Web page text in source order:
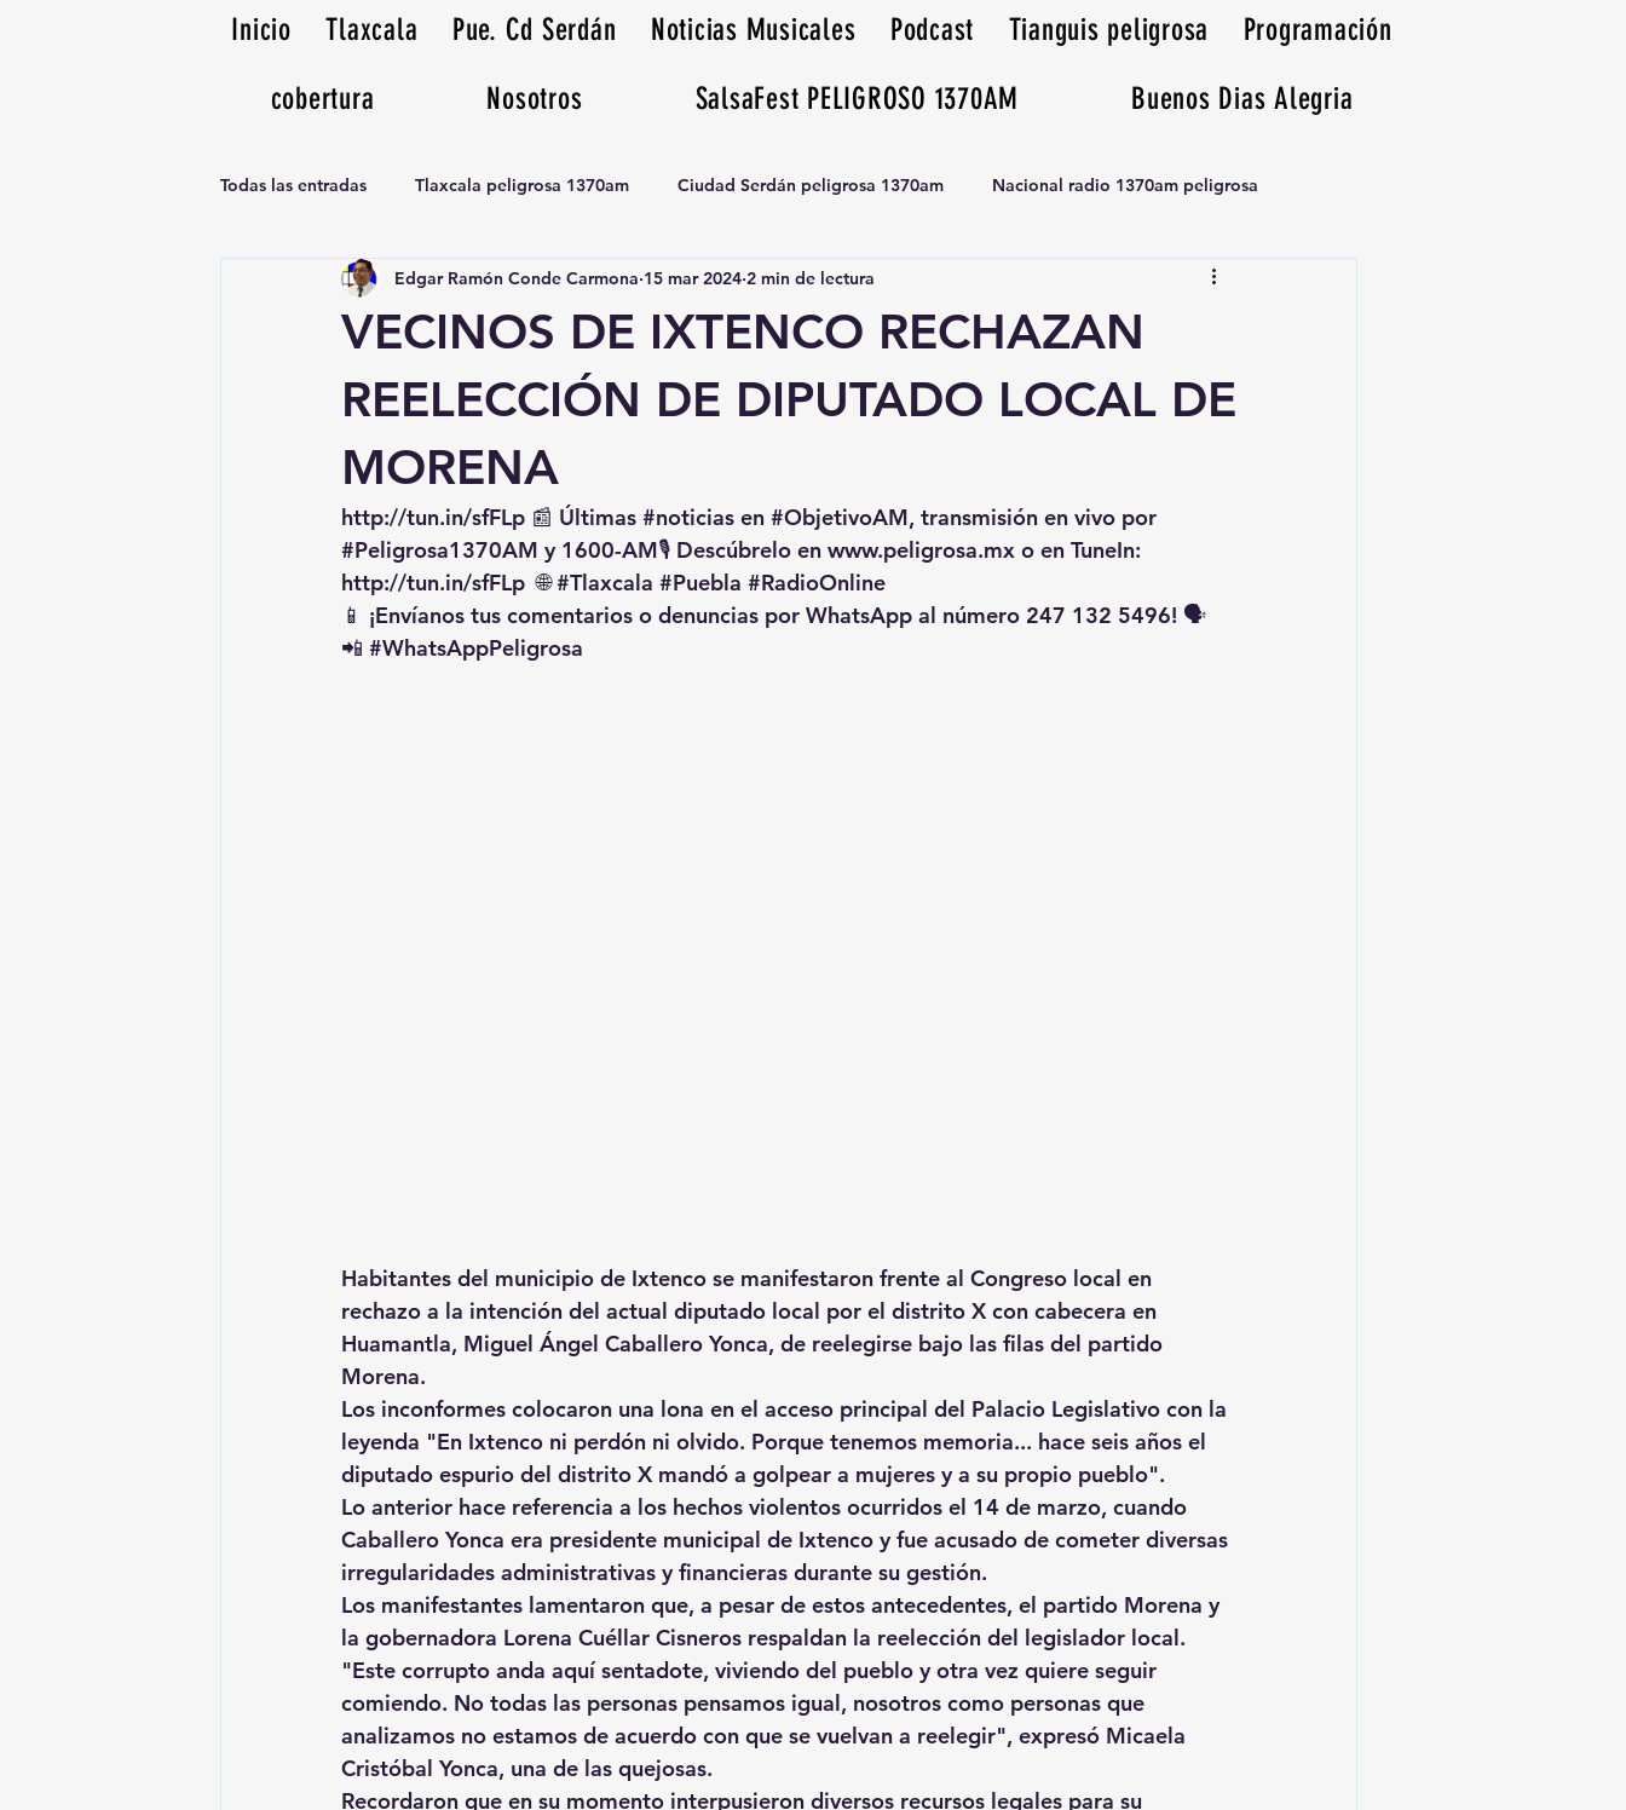
Inicio Tlaxcala Pue. Cd Serdán Noticias Musicales Podcast Tianguis peligrosa
Programación
cobertura
Nosotros SalsaFest PELIGROSO 1370AM Buenos Dias Alegria
Todas las entradas Tlaxcala peligrosa 1370am Ciudad Serdán peligrosa 1370am Nacional radio 1370am peligrosa
Noticias Musicales radio 1370am Tianguis peligrosa 1370am huamantla
VECINOS DE IXTENCO RECHAZAN
REELECCIÓN DE DIPUTADO LOCAL DE
MORENA
Edgar Ramón Conde Carmona 15 mar 2024 2 min de lectura
http://tun.in/sfFLp 📰 Últimas #noticias en #ObjetivoAM, transmisión en vivo por
#Peligrosa1370AM y 1600-AM🎙️ Descúbrelo en www.peligrosa.mx o en TuneIn:
http://tun.in/sfFLp 🌐 #Tlaxcala #Puebla #RadioOnline
📱 ¡Envíanos tus comentarios o denuncias por WhatsApp al número 247 132 5496! 🗣️
📲 #WhatsAppPeligrosa
Habitantes del municipio de Ixtenco se manifestaron frente al Congreso local en
rechazo a la intención del actual diputado local por el distrito X con cabecera en
Huamantla, Miguel Ángel Caballero Yonca, de reelegirse bajo las filas del partido
Morena.
Los inconformes colocaron una lona en el acceso principal del Palacio Legislativo con la
leyenda "En Ixtenco ni perdón ni olvido. Porque tenemos memoria... hace seis años el
diputado espurio del distrito X mandó a golpear a mujeres y a su propio pueblo".
Lo anterior hace referencia a los hechos violentos ocurridos el 14 de marzo, cuando
Caballero Yonca era presidente municipal de Ixtenco y fue acusado de cometer diversas
irregularidades administrativas y financieras durante su gestión.
Los manifestantes lamentaron que, a pesar de estos antecedentes, el partido Morena y
la gobernadora Lorena Cuéllar Cisneros respaldan la reelección del legislador local.
"Este corrupto anda aquí sentadote, viviendo del pueblo y otra vez quiere seguir
comiendo. No todas las personas pensamos igual, nosotros como personas que
analizamos no estamos de acuerdo con que se vuelvan a reelegir", expresó Micaela
Cristóbal Yonca, una de las quejosas.
Recordaron que en su momento interpusieron diversos recursos legales para su